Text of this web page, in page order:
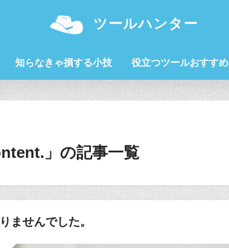
ツールハンター
知らなきゃ損する小技 役立つツールおすすめ
」の記事一覧
ませんでした。